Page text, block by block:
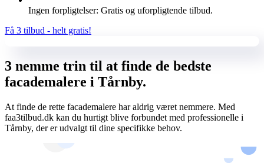
Ingen forpligtelser: Gratis og uforpligtende tilbud.
Få 3 tilbud - helt gratis!
3 nemme trin til at finde de bedste
facademalere i Tårnby.
At finde de rette facademalere har aldrig været nemmere. Med
faa3tilbud.dk kan du hurtigt blive forbundet med professionelle i
Tårnby, der er udvalgt til dine specifikke behov.